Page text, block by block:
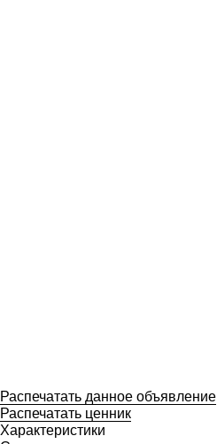
Распечатать данное объявление
Распечатать ценник
Характеристики